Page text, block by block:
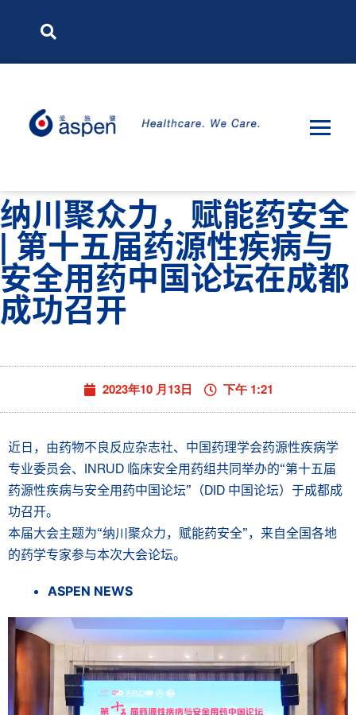
纳川聚众力，赋能药安全
| 第十五届药源性疾病与
安全用药中国论坛在成都
成功召开
2023年10 月13日 下午 1:21
近日，由药物不良反应杂志社、中国药理学会药源性疾病学
专业委员会、INRUD 临床安全用药组共同举办的“第十五届
药源性疾病与安全用药中国论坛”（DID 中国论坛）于成都成
功召开。
本届大会主题为“纳川聚众力，赋能药安全”，来自全国各地
的药学专家参与本次大会论坛。
ASPEN NEWS